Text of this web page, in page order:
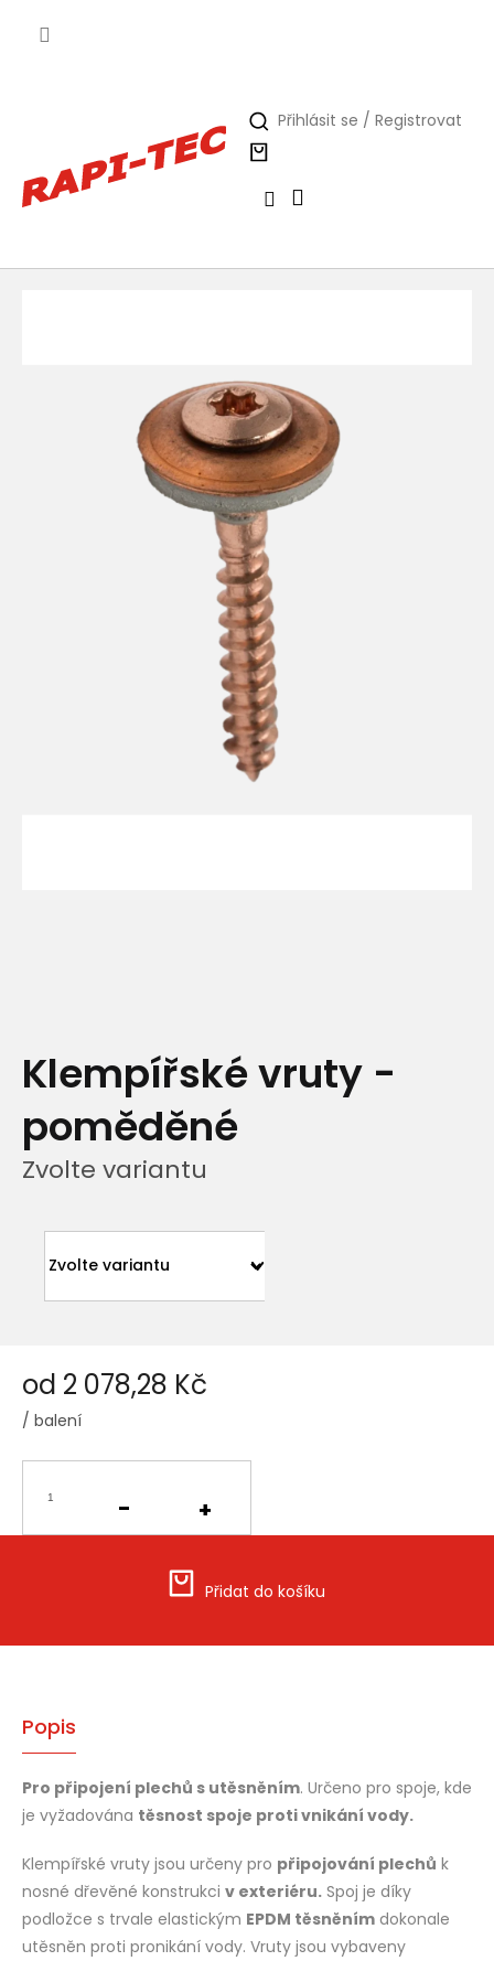
Přihlásit se / Registrovat
Klempířské vruty -
poměděné
Zvolte variantu
od 2 078,28 Kč
/ balení
cena:
Přidat do košíku
Popis
Pro připojení plechů s utěsněním. Určeno pro spoje, kde
je vyžadována těsnost spoje proti vnikání vody.
Klempířské vruty jsou určeny pro připojování plechů k
nosné dřevěné konstrukci v exteriéru. Spoj je díky
podložce s trvale elastickým EPDM těsněním dokonale
utěsněn proti pronikání vody. Vruty jsou vybaveny